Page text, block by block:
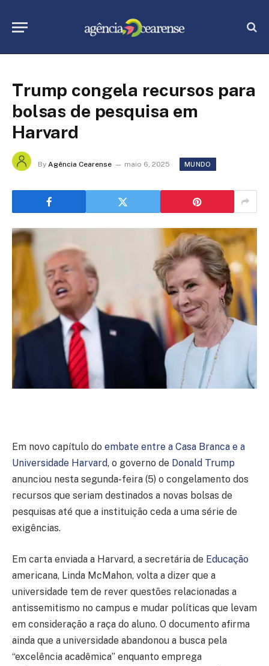
Trump congela recursos para
bolsas de pesquisa em
Harvard
By Agência Cearense maio 6, 2025 MUNDO
Em novo capítulo do embate entre a Casa Branca e a
Universidade Harvard, o governo de Donald Trump
anunciou nesta segunda-feira (5) o congelamento dos
recursos que seriam destinados a novas bolsas de
pesquisas até que a instituição ceda a uma série de
exigências.
Em carta enviada a Harvard, a secretária de Educação
americana, Linda McMahon, volta a dizer que a
universidade tem de rever questões relacionadas a
antissemitismo no campus e mudar políticas que levam
em consideração a raça do aluno. O documento afirma
ainda que a universidade abandonou a busca pela
“excelência acadêmica” enquanto emprega